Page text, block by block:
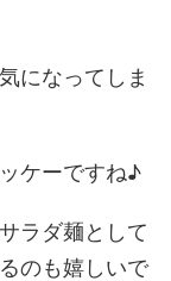
になってしま
ケーですね♪
ラダ麺として
のも嬉しいで